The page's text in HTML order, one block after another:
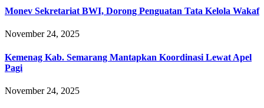
Monev Sekretariat BWI, Dorong Penguatan Tata Kelola Wakaf
November 24, 2025
Kemenag Kab. Semarang Mantapkan Koordinasi Lewat Apel
Pagi
November 24, 2025